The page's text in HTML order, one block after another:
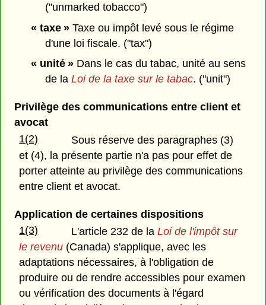
("unmarked tobacco")
« taxe »Taxe ou impôt levé sous le régime
d'une loi fiscale. ("tax")
« unité »Dans le cas du tabac, unité au sens
de laLoi de la taxe sur le tabac. ("unit")
Privilège des communications entre client et
avocat
1(2)
Sous réserve des paragraphes (3)
et (4), la présente partie n'a pas pour effet de
porter atteinte au privilège des communications
entre client et avocat.
Application de certaines dispositions
1(3)
L'article 232 de laLoi de l'impôt sur
le revenu (Canada) s'applique, avec les
adaptations nécessaires, à l'obligation de
produire ou de rendre accessibles pour examen
ou vérification des documents à l'égard